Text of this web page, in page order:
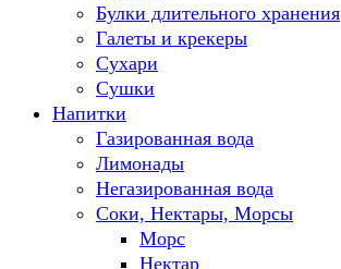
Булки длительного хранения
Галеты и крекеры
Сухари
Сушки
Напитки
Газированная вода
Лимонады
Негазированная вода
Соки, Нектары, Морсы
Морс
Нектар